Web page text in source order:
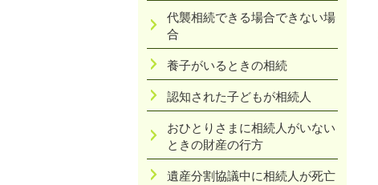
代襲相続できる場合できない場
合
養子がいるときの相続
認知された子どもが相続人
おひとりさまに相続人がいない
ときの財産の行方
遺産分割協議中に相続人が死亡